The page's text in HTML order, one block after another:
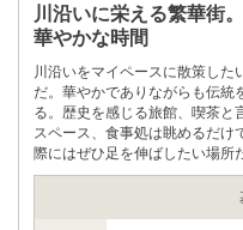
川沿いに栄える繁華街
華やかな時間
川沿いをマイペースに散策し
だ。華やかでありながらも伝統
る。歴史を感じる旅館、喫茶と
スペース、食事処は眺めるだけ
際にはぜひ足を伸ばしたい場所